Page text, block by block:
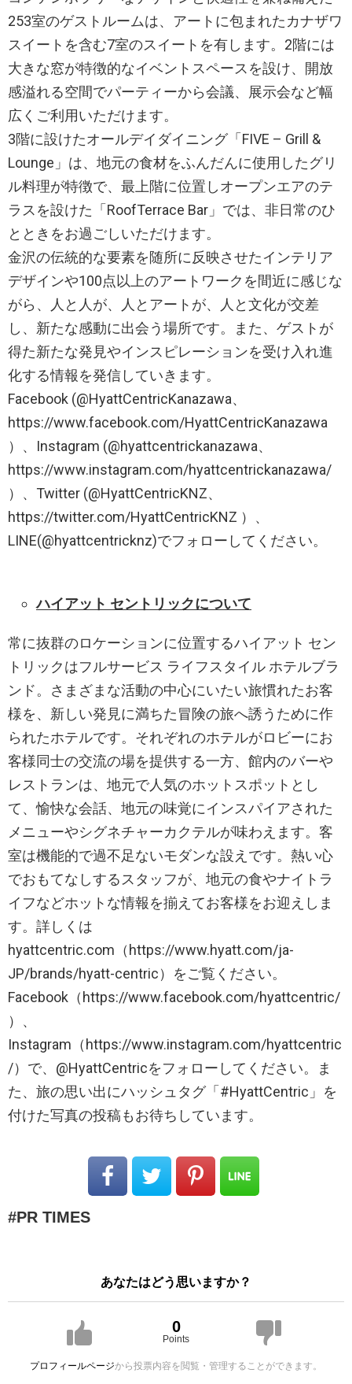
253室のゲストルームは、アートに包まれたカナザワ
スイートを含む7室のスイートを有します。2階には
大きな窓が特徴的なイベントスペースを設け、開放
感溢れる空間でパーティーから会議、展示会など幅
広くご利用いただけます。
3階に設けたオールデイダイニング「FIVE – Grill &
Lounge」は、地元の食材をふんだんに使用したグリ
ル料理が特徴で、最上階に位置しオープンエアのテ
ラスを設けた「RoofTerrace Bar」では、非日常のひ
とときをお過ごしいただけます。
金沢の伝統的な要素を随所に反映させたインテリア
デザインや100点以上のアートワークを間近に感じな
がら、人と人が、人とアートが、人と文化が交差
し、新たな感動に出会う場所です。また、ゲストが
得た新たな発見やインスピレーションを受け入れ進
化する情報を発信していきます。
Facebook (@HyattCentricKanazawa、
https://www.facebook.com/HyattCentricKanazawa
）、Instagram (@hyattcentrickanazawa、
https://www.instagram.com/hyattcentrickanazawa/
）、Twitter (@HyattCentricKNZ、
https://twitter.com/HyattCentricKNZ ）、
LINE(@hyattcentricknz)でフォローしてください。
ハイアット セントリックについて
常に抜群のロケーションに位置するハイアット セン
トリックはフルサービス ライフスタイル ホテルブラ
ンド。さまざまな活動の中心にいたい旅慣れたお客
様を、新しい発見に満ちた冒険の旅へ誘うために作
られたホテルです。それぞれのホテルがロビーにお
客様同士の交流の場を提供する一方、館内のバーや
レストランは、地元で人気のホットスポットとし
て、愉快な会話、地元の味覚にインスパイアされた
メニューやシグネチャーカクテルが味わえます。客
室は機能的で過不足ないモダンな設えです。熱い心
でおもてなしするスタッフが、地元の食やナイトラ
イフなどホットな情報を揃えてお客様をお迎えしま
す。詳しくは
hyattcentric.com（https://www.hyatt.com/ja-
JP/brands/hyatt-centric）をご覧ください。
Facebook（https://www.facebook.com/hyattcentric/
）、
Instagram（https://www.instagram.com/hyattcentric
/）で、@HyattCentricをフォローしてください。ま
た、旅の思い出にハッシュタグ「#HyattCentric」を
付けた写真の投稿もお待ちしています。
PR TIMES
あなたはどう思いますか？
0
Points
プロフィールページから投票内容を閲覧・管理することができます。